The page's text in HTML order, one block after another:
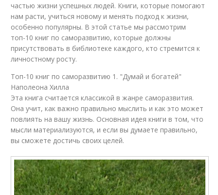
частью жизни успешных людей. Книги, которые помогают
нам расти, учиться новому и менять подход к жизни,
особенно популярны. В этой статье мы рассмотрим
топ-10 книг по саморазвитию, которые должны
присутствовать в библиотеке каждого, кто стремится к
личностному росту.
Топ-10 книг по саморазвитию 1. "Думай и богатей"
Наполеона Хилла
Эта книга считается классикой в жанре саморазвития.
Она учит, как важно правильно мыслить и как это может
повлиять на вашу жизнь. Основная идея книги в том, что
мысли материализуются, и если вы думаете правильно,
вы сможете достичь своих целей.